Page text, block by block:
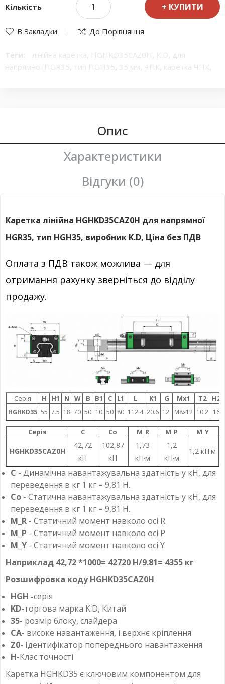
Кількість КУПИТИ
В Закладки До Порівняння
Теги: лінійна каретка, HGHKD35CAZ0H , K.D, для
напрямної HGR35, тип HGH35, 35 мм, ЧПК , каретка ЧПК ,
Опис
Характеристики
Відгуки (0)
Каретка лінійна HGHKD35CAZ0H для напрямної
HGR35, тип HGH35, виробник K.D, Ціна без ПДВ
Оплата з ПДВ також можлива — для
отримання рахунку зверніться до відділу
продажу.
Серія H H1 N W B B1 C L1 L K1 G Mx1 T2 H2
HGHKD35 55 7.5 18 70 50 10 50 80 112.4 20.6 12 M8x12 10.2 16
Серія C Co M_R M_P M_Y
HGHKD35CAZ0H
42,72
кН
102,87
кН
1,73
кН·м
1,2
кН·м
1,2 кН·м
C - Динамічна навантажувальна здатність у кН, для
переведення в кг 1 кг = 9,81 Н.
Co - Статична навантажувальна здатність у кН, для
переведення в кг 1 кг = 9,81 Н.
M_R - Статичний момент навколо осі R
M_P - Статичний момент навколо осі P
M_Y - Статичний момент навколо осі Y
Наприклад 42,72 *1000= 42720 Н/9.81= 4355 кг
Розшифровка коду HGHKD35CAZ0H
HGH -серія
KD-торгова марка K.D, Китай
35- розмір блоку, слайдера
CA- високе навантаження, і верхнє кріплення
Z0- Ідентифікатор попереднього навантаження
H-Клас точності
Каретка HGHKD35 є ключовим компонентом для